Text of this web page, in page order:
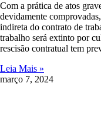
Com a prática de atos
devidamente
indireta do contrato de
trabalho será extinto por
rescisão contratual tem
Leia Mais »
março 7, 2024